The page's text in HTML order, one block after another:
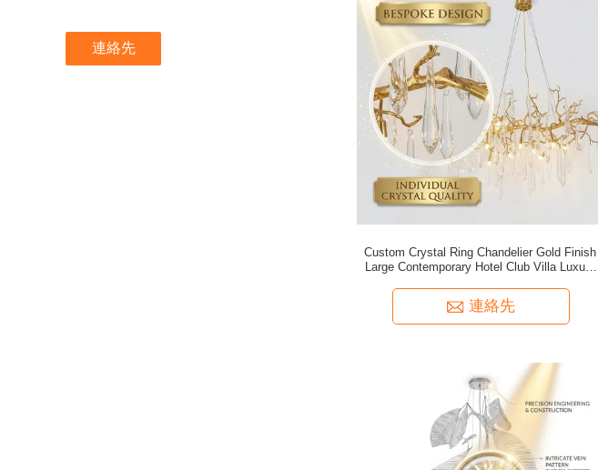
連絡先
Custom Crystal Ring Chandelier Gold Finish
Large Contemporary Hotel Club Villa Luxury
連絡先